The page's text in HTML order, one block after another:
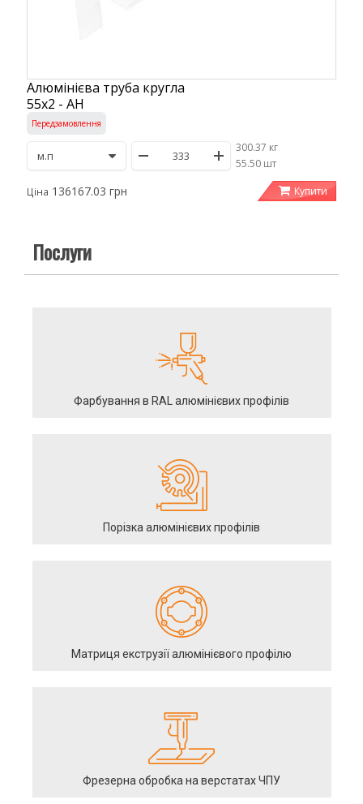
Алюмінієва труба кругла
55х2 - АН
Передзамовлення
300.37 кг
/55.50 шт
Ціна 136167.03 грн Купити
Послуги
Фарбування в RAL алюмінієвих профілів
Порізка алюмінієвих профілів
Матриця екструзії алюмінієвого профілю
Фрезерна обробка на верстатах ЧПУ